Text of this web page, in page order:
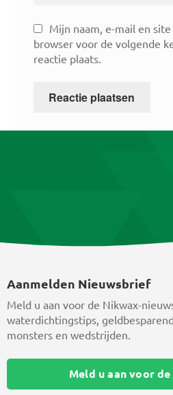
Mijn naam, e-mail en
browser voor de volgende
reactie plaats.
Aanmelden Nieuwsbrief
Meld u aan voor de Nikwax-
waterdichtingstips,
monsters en wedstrijden.
Meld u aan voor